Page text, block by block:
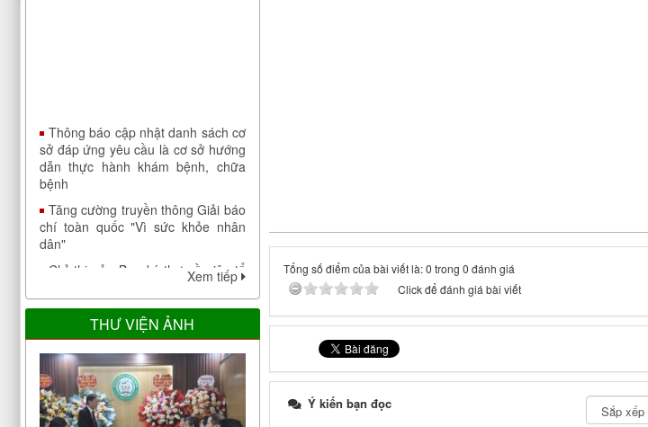
sở đáp ứng yêu cầu là cơ sở hướng
dẫn thực hành khám bệnh, chữa
bệnh
Tăng cường truyền thông Giải báo
chí toàn quốc "Vì sức khỏe nhân
dân"
Chỉ thị của Ban bí thư về việc tổ
chức Tết Nhâm Dần năm 2022
Công bố công khai đáp ứng yêu
cầu là cơ sở thực hành trong đào
tạo khối ngành sức khoẻ của Bệnh
viện Điều dưỡng Phục hồi chức
năng Trung ương
V/v bảo đảm nhân lực y tế trong
phòng, chống dịch COVID-19
Xem tiếp
THƯ VIỆN ẢNH
Tổng số điểm của bài viết là: 0 trong 0 đánh giá
Click để đánh giá bài viết
Ý kiến bạn đọc